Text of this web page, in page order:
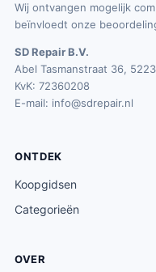
Wij ontvangen mogelijk
beïnvloedt onze
SD Repair B.V.
Abel Tasmanstraat 36,
KvK: 72360208
E-mail: info@sdrepair.nl
ONTDEK
Koopgidsen
Categorieën
OVER